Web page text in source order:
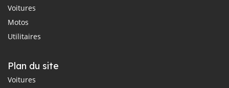
Voitures
Motos
Utilitaires
Plan du site
Voitures